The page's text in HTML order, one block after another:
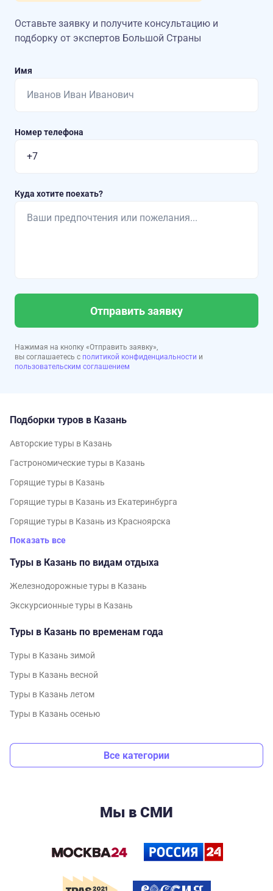
Оставьте заявку и получите консультацию и
подборку от экспертов Большой Страны
Имя
Номер телефона
Куда хотите поехать?
Отправить заявку
Нажимая на кнопку «Отправить заявку»,
вы соглашаетесь с политикой конфиденциальности и
пользовательским соглашением
Подборки туров в Казань
Авторские туры в Казань
Гастрономические туры в Казань
Горящие туры в Казань
Горящие туры в Казань из Екатеринбурга
Горящие туры в Казань из Красноярска
Показать все
Туры в Казань по видам отдыха
Железнодорожные туры в Казань
Экскурсионные туры в Казань
Туры в Казань по временам года
Туры в Казань зимой
Туры в Казань весной
Туры в Казань летом
Туры в Казань осенью
Все категории
Мы в СМИ